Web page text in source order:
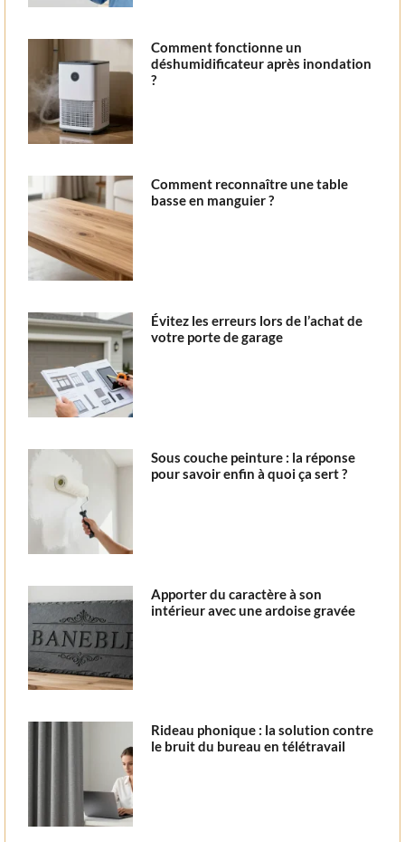
Comment fonctionne un
déshumidificateur après inondation
?
Comment reconnaître une table
basse en manguier ?
Évitez les erreurs lors de l’achat de
votre porte de garage
Sous couche peinture : la réponse
pour savoir enfin à quoi ça sert ?
Apporter du caractère à son
intérieur avec une ardoise gravée
Rideau phonique : la solution contre
le bruit du bureau en télétravail